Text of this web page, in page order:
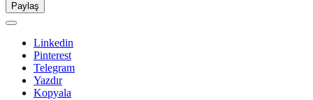
Paylaş
Linkedin
Pinterest
Telegram
Yazdır
Kopyala